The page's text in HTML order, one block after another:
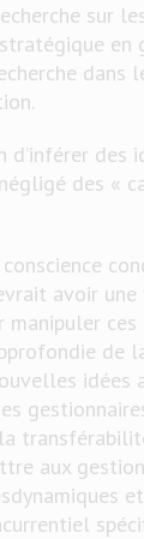
sur
en
dans
d’inférer
des «
avoir
manipuler
idées
aux